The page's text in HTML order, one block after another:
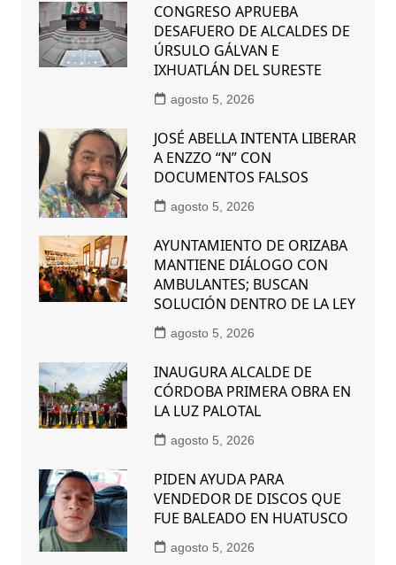
CONGRESO APRUEBA
DESAFUERO DE ALCALDES DE
ÚRSULO GÁLVAN E
IXHUATLÁN DEL SURESTE
agosto 5, 2026
JOSÉ ABELLA INTENTA LIBERAR
A ENZZO “N” CON
DOCUMENTOS FALSOS
agosto 5, 2026
AYUNTAMIENTO DE ORIZABA
MANTIENE DIÁLOGO CON
AMBULANTES; BUSCAN
SOLUCIÓN DENTRO DE LA LEY
agosto 5, 2026
INAUGURA ALCALDE DE
CÓRDOBA PRIMERA OBRA EN
LA LUZ PALOTAL
agosto 5, 2026
PIDEN AYUDA PARA
VENDEDOR DE DISCOS QUE
FUE BALEADO EN HUATUSCO
agosto 5, 2026